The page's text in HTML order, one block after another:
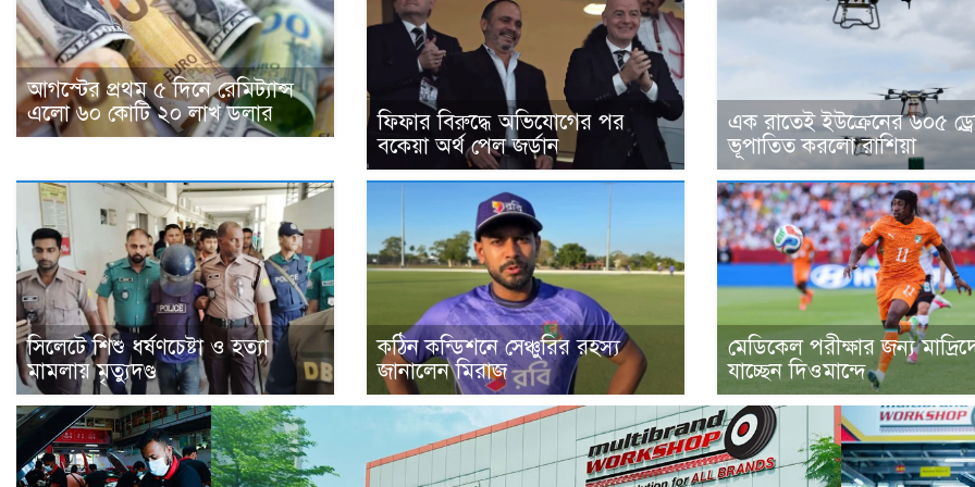
আগস্টের প্রথম ৫ দিনে রেমিট্যান্স
এলো ৬০ কোটি ২০ লাখ ডলার
ফিফার বিরুদ্ধে অভিযোগের পর
বকেয়া অর্থ পেল জর্ডান
এক রাতেই ইউক্রেনের ৬০৫
ভূপাতিত করলো রাশিয়া
সিলেটে শিশু ধর্ষণচেষ্টা ও হত্যা
মামলায় মৃত্যুদণ্ড
কঠিন কন্ডিশনে সেঞ্চুরির রহস্য
জানালেন মিরাজ
মেডিকেল পরীক্ষার জন্য
যাচ্ছেন দিওমান্দে